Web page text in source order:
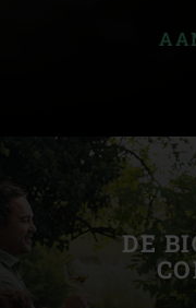
DE